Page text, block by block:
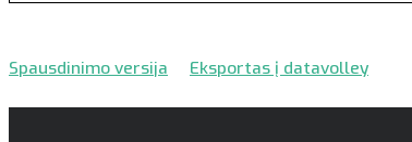
Spausdinimo versija Eksportas į datavolley